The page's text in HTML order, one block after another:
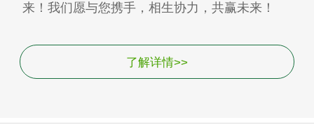
来！我们愿与您携手，相生协力，共赢未来！
了解详情>>